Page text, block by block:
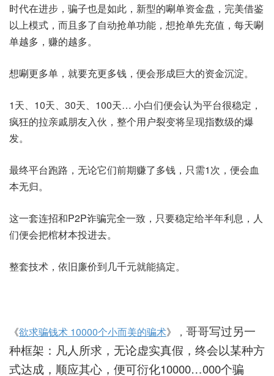
时代在进步，骗子也是如此，新型的唰单资金盘，完美借鉴
以上模式，而且多了自动抢单功能，想抢单先充值，每天唰
单越多，赚的越多。
想唰更多单，就要充更多钱，便会形成巨大的资金沉淀。
1天、10天、30天、100天… 小白们便会认为平台很稳定，
疯狂的拉亲戚朋友入伙，整个用户裂变将呈现指数级的爆
发。
最终平台跑路，无论它们前期赚了多钱，只需1次，便会血
本无归。
这一套连招和P2P诈骗完全一致，只要稳定给半年利息，人
们便会把棺材本投进去。
整套技术，依旧廉价到几千元就能搞定。
《欲求骗钱术 10000个小而美的骗术》， 哥哥写过另一
种框架：凡人所求，无论虚实真假，终会以某种方
式达成，顺应其心，便可衍化10000…000个骗